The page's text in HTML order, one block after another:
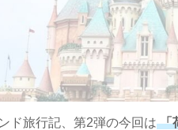
ド旅行記、第2弾の今回は「